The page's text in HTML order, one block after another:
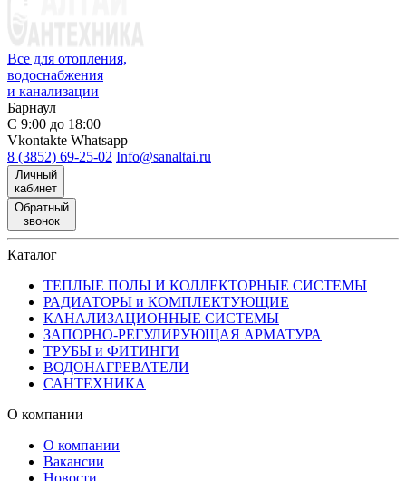
Все для отопления,
водоснабжения
и канализации
Барнаул
С 9:00 до 18:00
Vkontakte Whatsapp
8 (3852) 69-25-02 Info@sanaltai.ru
Личный
кабинет
Обратный
звонок
Каталог
ТЕПЛЫЕ ПОЛЫ И КОЛЛЕКТОРНЫЕ СИСТЕМЫ
РАДИАТОРЫ и КОМПЛЕКТУЮЩИЕ
КАНАЛИЗАЦИОННЫЕ СИСТЕМЫ
ЗАПОРНО-РЕГУЛИРУЮЩАЯ АРМАТУРА
ТРУБЫ и ФИТИНГИ
ВОДОНАГРЕВАТЕЛИ
САНТЕХНИКА
О компании
О компании
Вакансии
Новости